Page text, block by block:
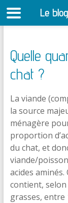
Quelle
chat ?
La viande
la source
ménagère
proportion
du chat, et
viande/
acides aminés.
contient,
grasses, entre
Le